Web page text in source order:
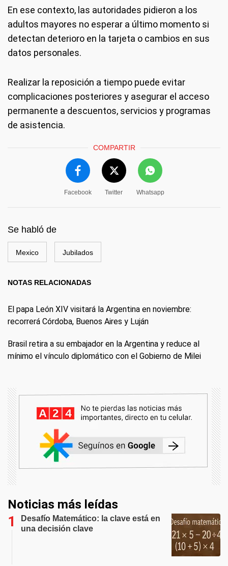
En ese contexto, las autoridades pidieron a los
adultos mayores no esperar a último momento si
detectan deterioro en la tarjeta o cambios en sus
datos personales.
Realizar la reposición a tiempo puede evitar
complicaciones posteriores y asegurar el acceso
permanente a descuentos, servicios y programas
de asistencia.
COMPARTIR
Facebook Twitter Whatsapp
Se habló de
Mexico Jubilados
NOTAS RELACIONADAS
El papa León XIV visitará la Argentina en noviembre:
recorrerá Córdoba, Buenos Aires y Luján
Brasil retira a su embajador en la Argentina y reduce al
mínimo el vínculo diplomático con el Gobierno de Milei
Noticias más leídas
Desafío Matemático: la clave está en
una decisión clave